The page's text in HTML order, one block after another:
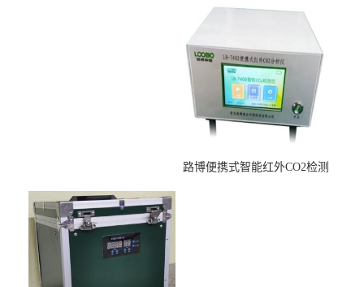
路博便携式智能红外CO2检测